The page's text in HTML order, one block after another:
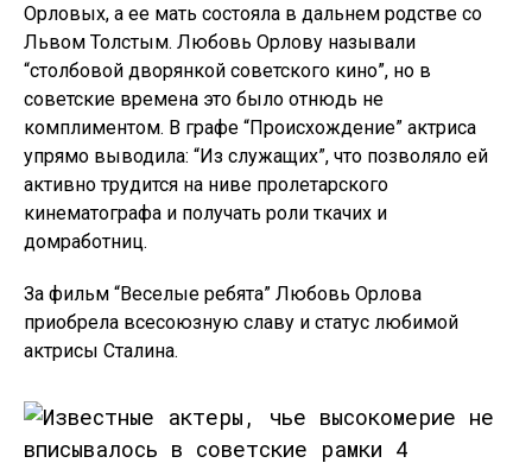
Орловых, а ее мать состояла в дальнем родстве со
Львом Толстым. Любовь Орлову называли
“столбовой дворянкой советского кино”, но в
советские времена это было отнюдь не
комплиментом. В графе “Происхождение” актриса
упрямо выводила: “Из служащих”, что позволяло ей
активно трудится на ниве пролетарского
кинематографа и получать роли ткачих и
домработниц.
За фильм “Веселые ребята” Любовь Орлова
приобрела всесоюзную славу и статус любимой
актрисы Сталина.